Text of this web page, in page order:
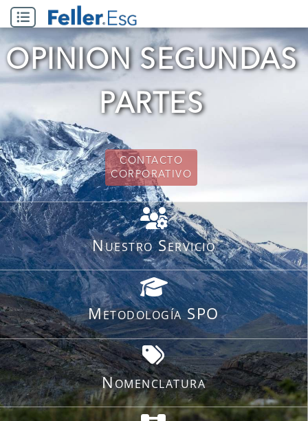
OPINION SEGUNDAS
PARTES
CONTACTO
CORPORATIVO
Nuestro Servicio
Metodología SPO
Nomenclatura